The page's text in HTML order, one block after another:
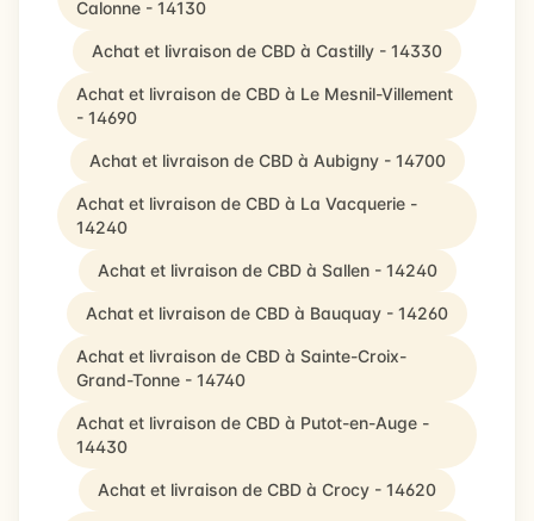
Calonne - 14130
Achat et livraison de CBD à Castilly - 14330
Achat et livraison de CBD à Le Mesnil-Villement
- 14690
Achat et livraison de CBD à Aubigny - 14700
Achat et livraison de CBD à La Vacquerie -
14240
Achat et livraison de CBD à Sallen - 14240
Achat et livraison de CBD à Bauquay - 14260
Achat et livraison de CBD à Sainte-Croix-
Grand-Tonne - 14740
Achat et livraison de CBD à Putot-en-Auge -
14430
Achat et livraison de CBD à Crocy - 14620